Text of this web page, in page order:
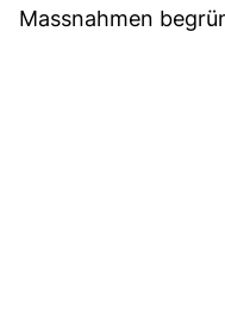
Massnahmen